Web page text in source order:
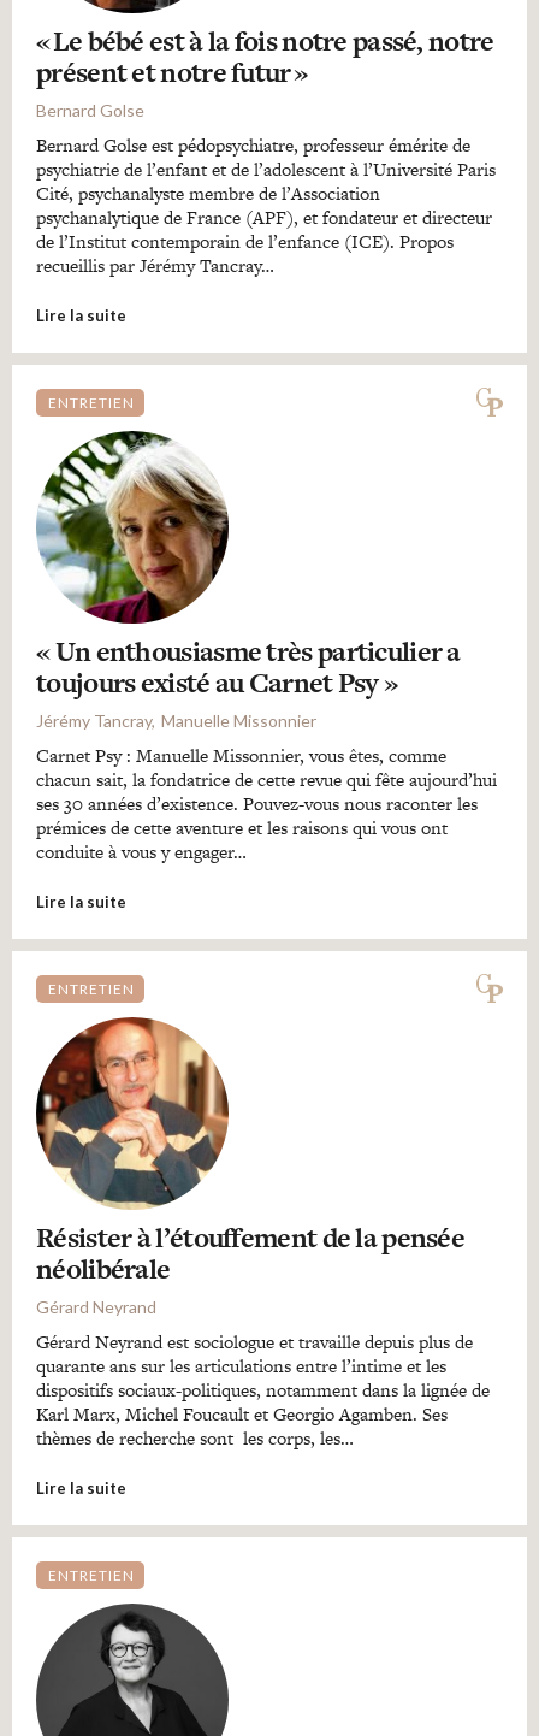
« Le bébé est à la fois notre passé, notre
présent et notre futur »
Bernard Golse
Bernard Golse est pédopsychiatre, professeur émérite de
psychiatrie de l’enfant et de l’adolescent à l’Université Paris
Cité, psychanalyste membre de l’Association
psychanalytique de France (APF), et fondateur et directeur
de l’Institut contemporain de l’enfance (ICE). Propos
recueillis par Jérémy Tancray…
Lire la suite
ENTRETIEN
« Un enthousiasme très particulier a
toujours existé au Carnet Psy »
Jérémy Tancray Manuelle Missonnier
Carnet Psy : Manuelle Missonnier, vous êtes, comme
chacun sait, la fondatrice de cette revue qui fête aujourd’hui
ses 30 années d’existence. Pouvez-vous nous raconter les
prémices de cette aventure et les raisons qui vous ont
conduite à vous y engager…
Lire la suite
ENTRETIEN
Résister à l’étouffement de la pensée
néolibérale
Gérard Neyrand
Gérard Neyrand est sociologue et travaille depuis plus de
quarante ans sur les articulations entre l’intime et les
dispositifs sociaux-politiques, notamment dans la lignée de
Karl Marx, Michel Foucault et Georgio Agamben. Ses
thèmes de recherche sont les corps, les…
Lire la suite
ENTRETIEN